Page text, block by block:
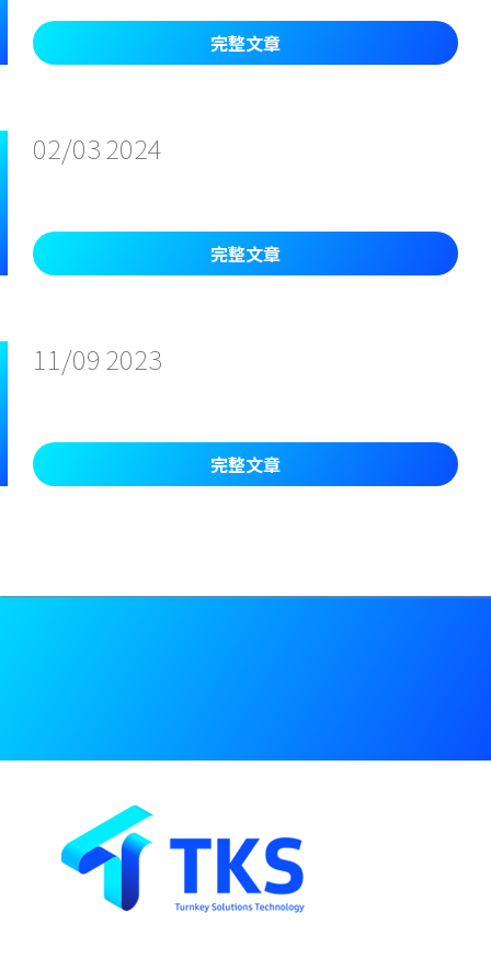
完整文章
02/032024
完整文章
11/09 2023
完整文章